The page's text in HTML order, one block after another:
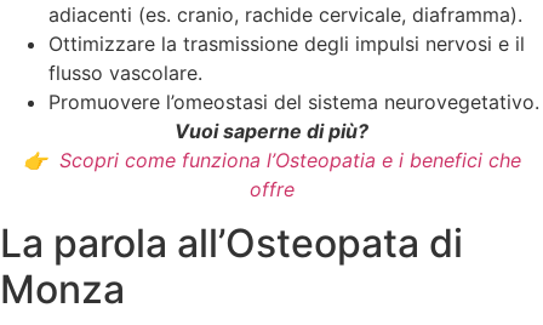
adiacenti (es. cranio, rachide cervicale, diaframma).
Ottimizzare la trasmissione degli impulsi nervosi e il
flusso vascolare.
Promuovere l’omeostasi del sistema neurovegetativo.
Vuoi saperne di più?
👉 Scopri come funziona l’Osteopatia e i benefici che
offre
La parola all’Osteopata di
Monza